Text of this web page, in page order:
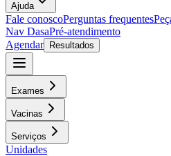
Ajuda
Fale conoscoPerguntas frequentes
Nav DasaPré-atendimento
Agendar
Resultados
Exames
Vacinas
Serviços
Unidades